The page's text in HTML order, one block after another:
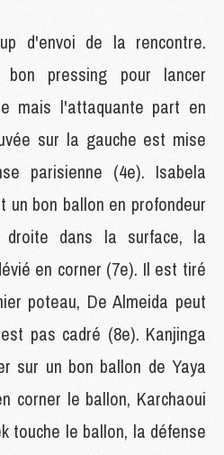
d'envoi de la rencontre.
pressing pour lancer
mais l'attaquante part en
sur la gauche est mise
parisienne (4e). Isabela
bon ballon en profondeur
dans la surface, la
en corner (7e). Il est tiré
poteau, De Almeida peut
pas cadré (8e). Kanjinga
sur un bon ballon de Yaya
corner le ballon, Karchaoui
touche le ballon, la défense